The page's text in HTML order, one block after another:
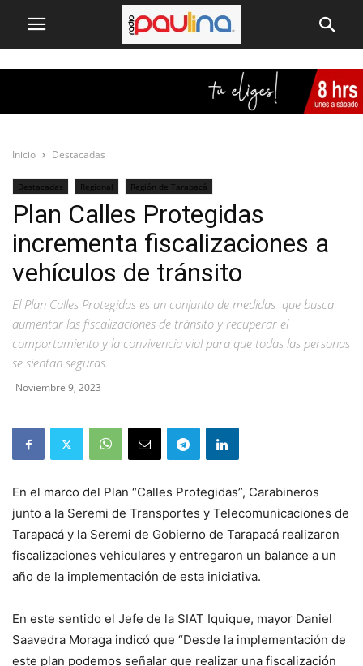
Inicio Destacadas
Destacadas Regional Región de Tarapacá
Plan Calles Protegidas
incrementa fiscalizaciones a
vehículos de tránsito
El Plan Calles Protegidas es un conjunto de medidas que busca
aumentar las fiscalizaciones de tránsito y recuperar el
comportamiento y la convivencia vial para que todas las personas
se sientan seguras.
Noviembre 9, 2023
En el marco del Plan “Calles Protegidas”, Carabineros
junto a la Seremi de Transportes y Telecomunicaciones de
Tarapacá y la Seremi de Gobierno de Tarapacá realizaron
fiscalizaciones vehiculares y entregaron un balance a un
año de la implementación de esta iniciativa.
En este sentido el Jefe de la SIAT Iquique, mayor Daniel
Saavedra Moraga indicó que “Desde la implementación de
este plan podemos señalar que realizar una fiscalización